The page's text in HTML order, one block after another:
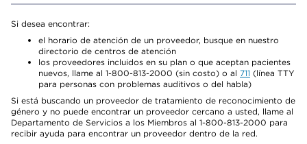
Si desea encontrar:
el horario de atención de un proveedor, busque en nuestro
directorio de centros de atención
los proveedores incluidos en su plan o que aceptan pacientes
nuevos, llame al 1-800-813-2000 (sin costo) o al 711 (línea TTY
para personas con problemas auditivos o del habla)
Si está buscando un proveedor de tratamiento de reconocimiento de
género y no puede encontrar un proveedor cercano a usted, llame al
Departamento de Servicios a los Miembros al 1-800-813-2000 para
recibir ayuda para encontrar un proveedor dentro de la red.